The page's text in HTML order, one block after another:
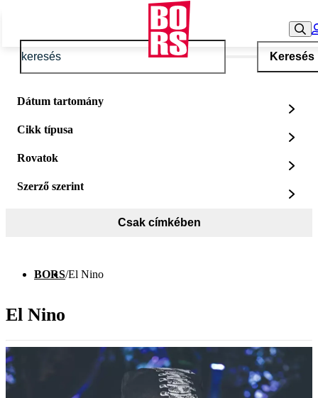
Keresés
Dátum tartomány
Cikk típusa
Rovatok
Szerző szerint
Csak címkében
BORS/El Nino
El Nino